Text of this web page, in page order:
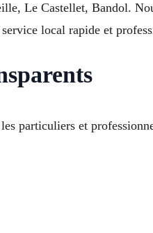
Le Castellet, Bandol.
local rapide et
particuliers et